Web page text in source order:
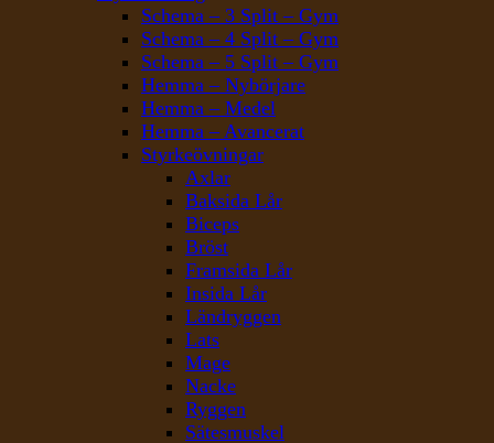
Schema – 3 Split – Gym
Schema – 4 Split – Gym
Schema – 5 Split – Gym
Hemma – Nybörjare
Hemma – Medel
Hemma – Avancerat
Styrkeövningar
Axlar
Baksida Lår
Biceps
Bröst
Framsida Lår
Insida Lår
Ländryggen
Lats
Mage
Nacke
Ryggen
Sätesmuskel